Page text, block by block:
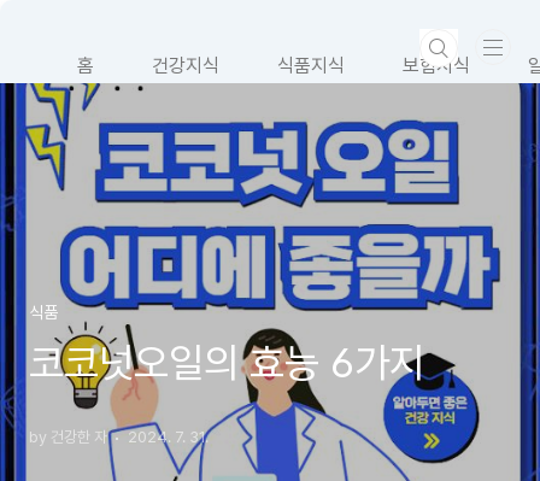
홈 건강지식 식품지식 보험지식
식품
코코넛오일의 효능 6가지
by 건강한 자 2024. 7. 31.